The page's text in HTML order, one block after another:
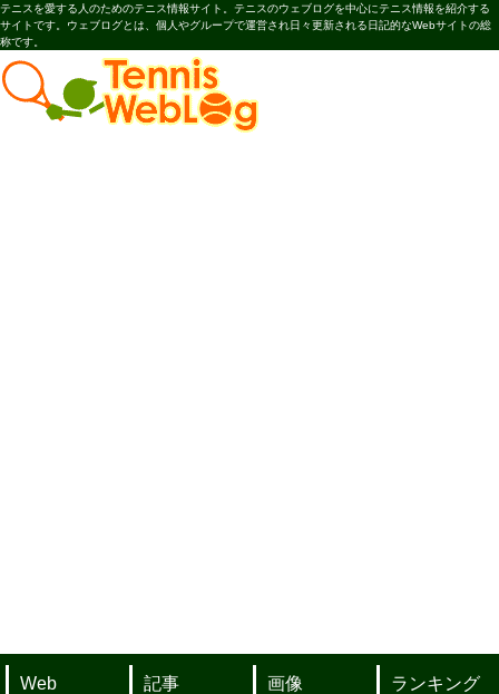
テニスを愛する人のためのテニス情報サイト。テニスのウェブログを中心にテニス情報を紹介する
サイトです。ウェブログとは、個人やグループで運営され日々更新される日記的なWebサイトの総
称です。
Web 記事 画像
ランキング